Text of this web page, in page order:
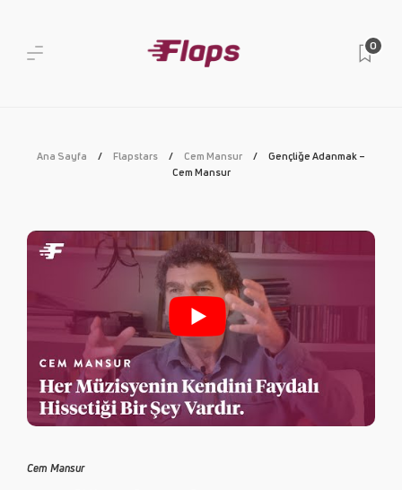
0
Ana Sayfa Flapstars Cem Mansur
Gençliğe Adanmak –
Cem Mansur
Cem Mansur